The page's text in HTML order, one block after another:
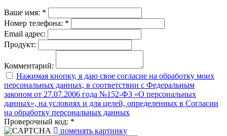
Ваше имя: *
Номер телефона: *
Email адрес:
Продукт:
Комментарий:
Нажимая кнопку, я даю свое согласие на обработку моих
персональных данных, в соответствии с Федеральным
законом от 27.07.2006 года №152-ФЗ «О персональных
данных», на условиях и для целей, определенных в Согласии
на обработку персональных данных
Проверочный код: *
поменять картинку